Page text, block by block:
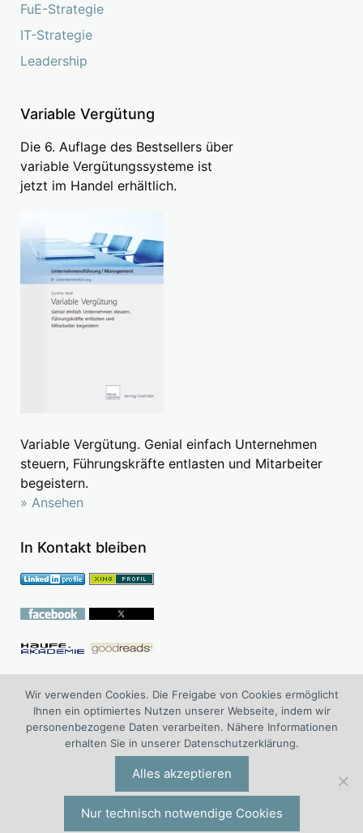
FuE-Strategie
IT-Strategie
Leadership
Variable Vergütung
Die 6. Auflage des Bestsellers über
variable Vergütungssysteme ist
jetzt im Handel erhältlich.
Variable Vergütung. Genial einfach Unternehmen
steuern, Führungskräfte entlasten und Mitarbeiter
begeistern.
» Ansehen
In Kontakt bleiben
®Managementberatung ist die Management Board
Unternehmensberatungsgruppe | Engelsstraße 6 |
42283 Wuppertal | Deutschland | Tel. +49 (0)202 277 5000 |
|Datenschutz| Impressum| Preise & Konditionen
Wir verwenden Cookies. Die Freigabe von Cookies ermöglicht
Ihnen ein optimiertes Nutzen unserer Webseite, indem wir
personenbezogene Daten verarbeiten. Nähere Informationen
erhalten Sie in unserer Datenschutzerklärung.
Alles akzeptieren
Nur technisch notwendige Cookies